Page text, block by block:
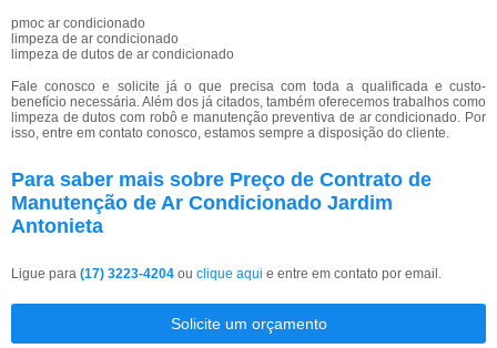
pmoc ar condicionado
limpeza de ar condicionado
limpeza de dutos de ar condicionado
Fale conosco e solicite já o que precisa com toda a qualificada e custo-
benefício necessária. Além dos já citados, também oferecemos trabalhos como
limpeza de dutos com robô e manutenção preventiva de ar condicionado. Por
isso, entre em contato conosco, estamos sempre a disposição do cliente.
Para saber mais sobre Preço de Contrato de
Manutenção de Ar Condicionado Jardim
Antonieta
Ligue para (17) 3223-4204 ou clique aqui e entre em contato por email.
Solicite um orçamento